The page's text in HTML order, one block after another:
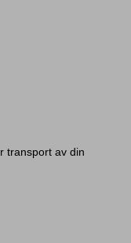
transport av din